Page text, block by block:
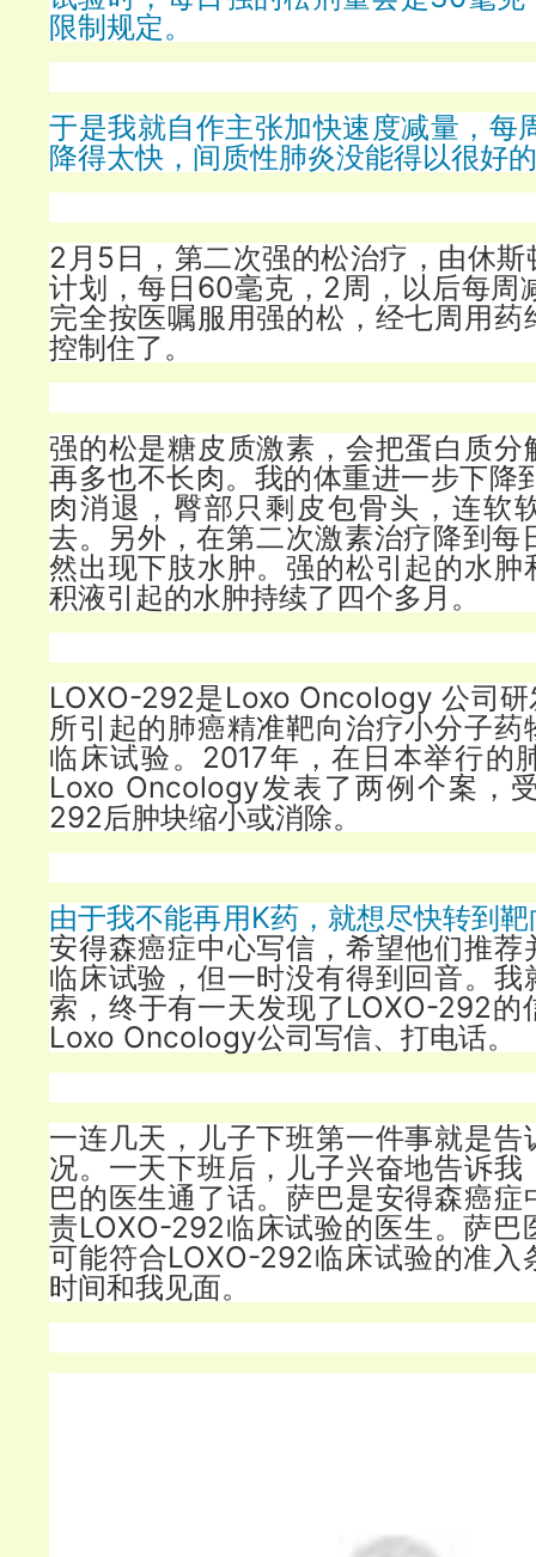
限制规定。
于是我就自作主张加快速度减量，每
降得太快，间质性肺炎没能得以很好
2月5日，第二次强的松治疗，由休
计划，每日60毫克，2周，以后每周
完全按医嘱服用强的松，经七周用药
控制住了。
强的松是糖皮质激素，会把蛋白质分
再多也不长肉。我的体重进一步下降
肉消退，臀部只剩皮包骨头，连软
去。另外，在第二次激素治疗降到每
然出现下肢水肿。强的松引起的水肿
积液引起的水肿持续了四个多月。
LOXO-292是Loxo Oncology 公司研
所引起的肺癌精准靶向治疗小分子药
临床试验。2017年，在日本举行的
Loxo Oncology发表了两例个案，
292后肿块缩小或消除。
由于我不能再用K药，就想尽快转到
安得森癌症中心写信，希望他们推荐
临床试验，但一时没有得到回音。我
索，终于有一天发现了LOXO-292的
Loxo Oncology公司写信、打电话。
一连几天，儿子下班第一件事就是告
况。一天下班后，儿子兴奋地告诉我
巴的医生通了话。萨巴是安得森癌症
责LOXO-292临床试验的医生。萨巴
可能符合LOXO-292临床试验的准入
时间和我见面。